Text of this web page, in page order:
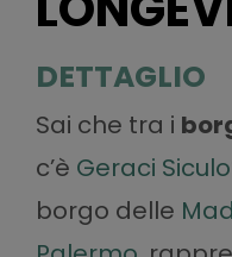
DETTAGLIO
Sai che tra i
c’è Geraci Siculo
borgo delle